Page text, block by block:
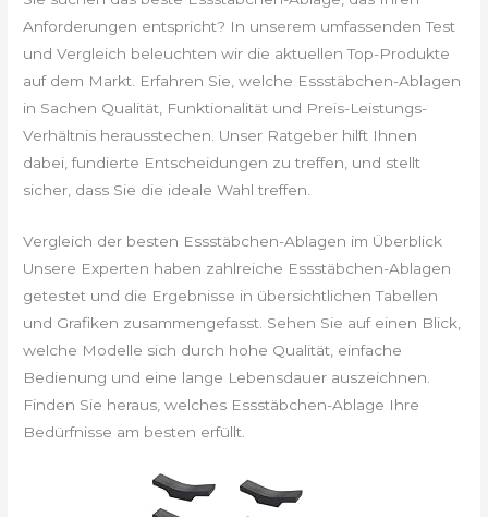
Anforderungen entspricht? In unserem umfassenden Test
und Vergleich beleuchten wir die aktuellen Top-Produkte
auf dem Markt. Erfahren Sie, welche Essstäbchen-Ablagen
in Sachen Qualität, Funktionalität und Preis-Leistungs-
Verhältnis herausstechen. Unser Ratgeber hilft Ihnen
dabei, fundierte Entscheidungen zu treffen, und stellt
sicher, dass Sie die ideale Wahl treffen.
Vergleich der besten Essstäbchen-Ablagen im Überblick
Unsere Experten haben zahlreiche Essstäbchen-Ablagen
getestet und die Ergebnisse in übersichtlichen Tabellen
und Grafiken zusammengefasst. Sehen Sie auf einen Blick,
welche Modelle sich durch hohe Qualität, einfache
Bedienung und eine lange Lebensdauer auszeichnen.
Finden Sie heraus, welches Essstäbchen-Ablage Ihre
Bedürfnisse am besten erfüllt.